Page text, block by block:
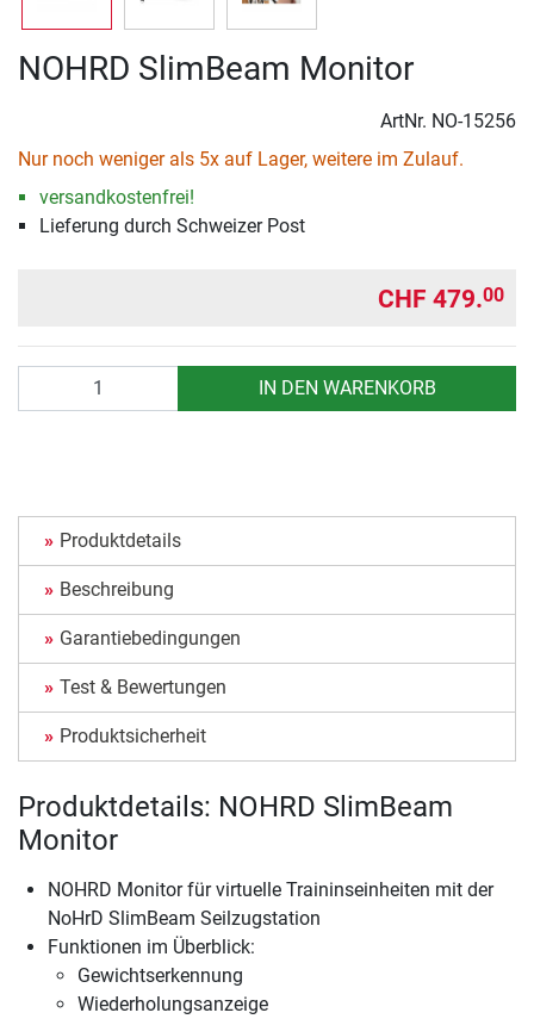
NOHRD SlimBeam Monitor
ArtNr. NO-15256
Nur noch weniger als 5x auf Lager, weitere im Zulauf.
versandkostenfrei!
Lieferung durch Schweizer Post
CHF 479.00
IN DEN WARENKORB
Produktdetails
Beschreibung
Garantiebedingungen
Test & Bewertungen
Produktsicherheit
Produktdetails: NOHRD SlimBeam
Monitor
NOHRD Monitor für virtuelle Traininseinheiten mit der
NoHrD SlimBeam Seilzugstation
Funktionen im Überblick:
Gewichtserkennung
Wiederholungsanzeige